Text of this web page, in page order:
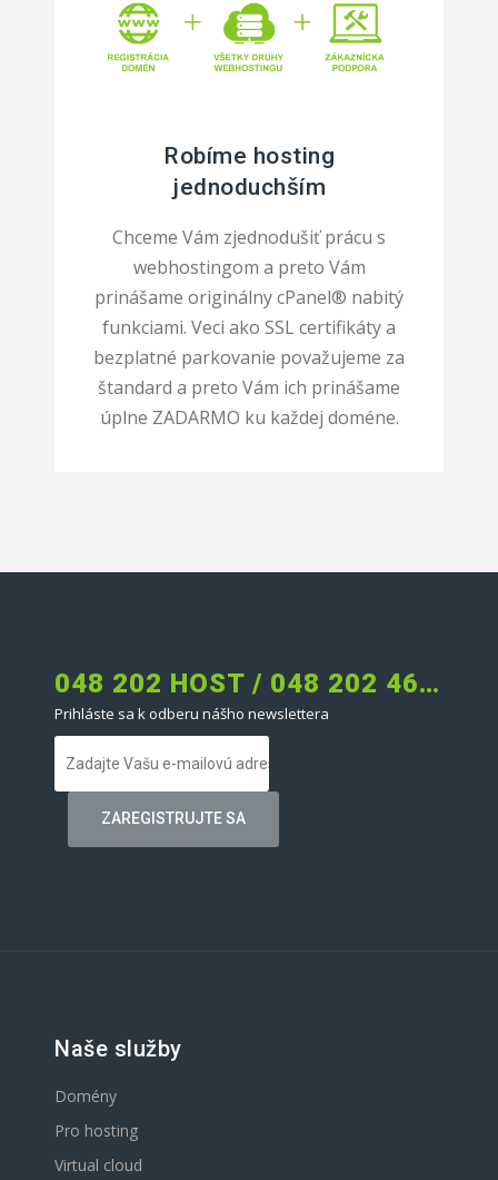
Robíme hosting
jednoduchším
Chceme Vám zjednodušiť prácu s
webhostingom a preto Vám
prinášame originálny cPanel® nabitý
funkciami. Veci ako SSL certifikáty a
bezplatné parkovanie považujeme za
štandard a preto Vám ich prinášame
úplne ZADARMO ku každej doméne.
048 202 HOST / 048 202 4678
Prihláste sa k odberu nášho newslettera
Naše služby
Domény
Pro hosting
Virtual cloud